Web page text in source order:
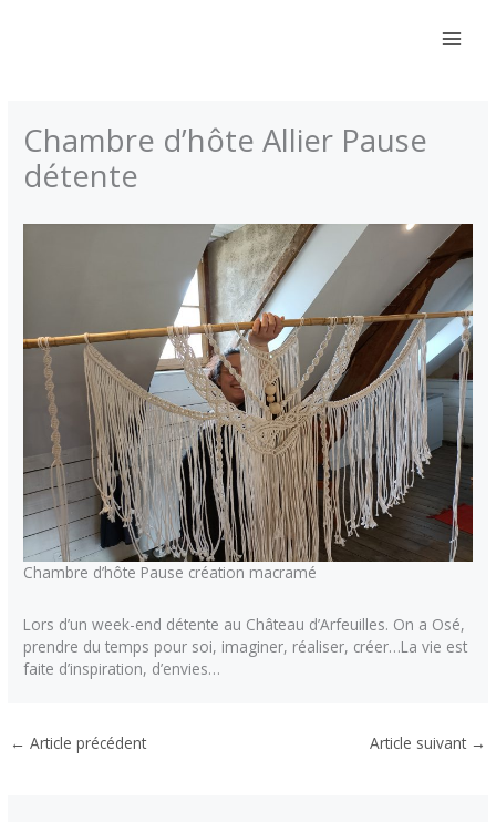
Chambre d’hôte Allier Pause
détente
Chambre d’hôte Pause création macramé
Lors d’un week-end détente au Château d’Arfeuilles. On a Osé,
prendre du temps pour soi, imaginer, réaliser, créer…La vie est
faite d’inspiration, d’envies…
← Article précédent Article suivant →